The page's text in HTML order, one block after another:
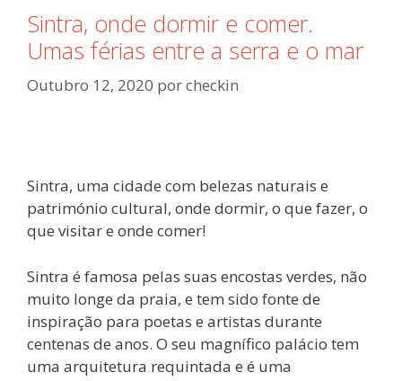
Sintra, onde dormir e comer.
Umas férias entre a serra e o mar
Outubro 12, 2020 porcheckin
Sintra, uma cidade com belezas naturais e
património cultural, onde dormir, o que fazer, o
que visitar e onde comer!
Sintra é famosa pelas suas encostas verdes, não
muito longe da praia, e tem sido fonte de
inspiração para poetas e artistas durante
centenas de anos. O seu magnífico palácio tem
uma arquitetura requintada e é uma